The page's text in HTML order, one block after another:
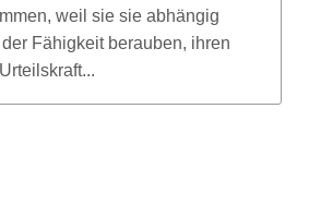
weil sie sie abhängig
Fähigkeit berauben, ihren